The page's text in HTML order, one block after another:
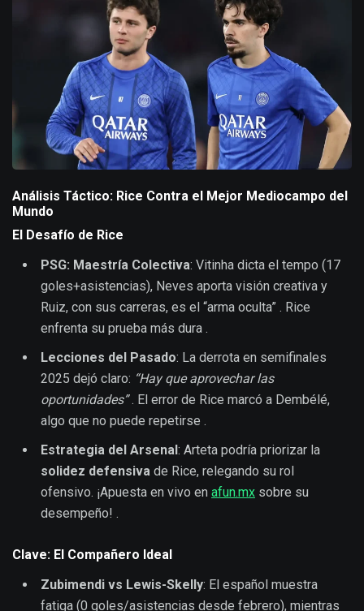
Análisis Táctico: Rice Contra el Mejor Mediocampo del
Mundo
El Desafío de Rice
PSG: Maestría Colectiva: Vitinha dicta el tempo (17
goles+asistencias), Neves aporta visión creativa y
Ruiz, con sus carreras, es el “arma oculta” . Rice
enfrenta su prueba más dura .
Lecciones del Pasado: La derrota en semifinales
2025 dejó claro: “Hay que aprovechar las
oportunidades”. El error de Rice marcó a Dembélé,
algo que no puede repetirse .
Estrategia del Arsenal : Arteta podría priorizar la
solidez defensiva de Rice, relegando su rol
ofensivo. ¡Apuesta en vivo en afun.mx sobre su
desempeño! .
Clave: El Compañero Ideal
Zubimendi vs Lewis-Skelly: El español muestra
fatiga (0 goles/asistencias desde febrero), mientras